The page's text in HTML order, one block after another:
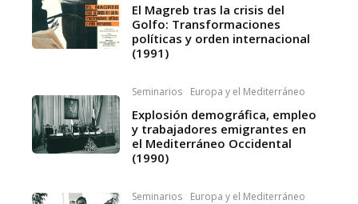
El Magreb tras la crisis del
Golfo: Transformaciones
políticas y orden internacional
(1991)
Seminarios Europa y el Mediterráneo
Explosión demográfica, empleo
y trabajadores emigrantes en
el Mediterráneo Occidental
(1990)
Seminarios Europa y el Mediterráneo